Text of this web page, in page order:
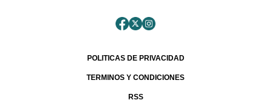
POLITICAS DE PRIVACIDAD
TERMINOS Y CONDICIONES
RSS